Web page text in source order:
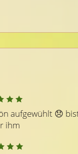
Karten. Ich helfe
ist mir fremd.
aufgewühlt 😞
ihm